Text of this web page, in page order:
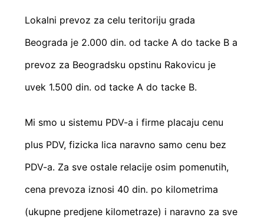
Lokalni prevoz za celu teritoriju grada
Beograda je 2.000 din. od tacke A do tacke B a
prevoz za Beogradsku opstinu Rakovicu je
uvek 1.500 din. od tacke A do tacke B.
Mi smo u sistemu PDV-a i firme placaju cenu
plus PDV, fizicka lica naravno samo cenu bez
PDV-a. Za sve ostale relacije osim pomenutih,
cena prevoza iznosi 40 din. po kilometrima
(ukupne predjene kilometraze) i naravno za sve